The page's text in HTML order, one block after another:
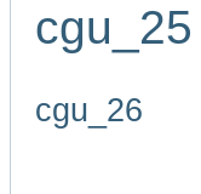
cgu_25
cgu_26